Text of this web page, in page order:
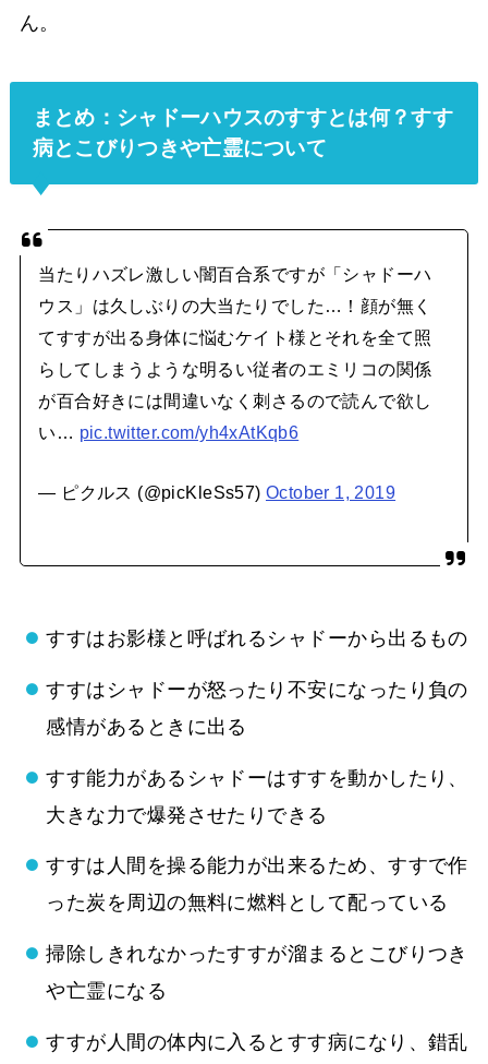
ん。
まとめ：シャドーハウスのすすとは何？すす
病とこびりつきや亡霊について
当たりハズレ激しい闇百合系ですが「シャドーハ
ウス」は久しぶりの大当たりでした…！顔が無く
てすすが出る身体に悩むケイト様とそれを全て照
らしてしまうような明るい従者のエミリコの関係
が百合好きには間違いなく刺さるので読んで欲し
い… pic.twitter.com/yh4xAtKqb6
— ピクルス (@picKleSs57) October 1, 2019
すすはお影様と呼ばれるシャドーから出るもの
すすはシャドーが怒ったり不安になったり負の
感情があるときに出る
すす能力があるシャドーはすすを動かしたり、
大きな力で爆発させたりできる
すすは人間を操る能力が出来るため、すすで作
った炭を周辺の無料に燃料として配っている
掃除しきれなかったすすが溜まるとこびりつき
や亡霊になる
すすが人間の体内に入るとすす病になり、錯乱